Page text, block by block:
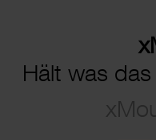
Hält was